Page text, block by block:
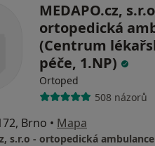
MEDAPO.cz,
ortopedická
(Centrum
péče, 1.NP)
Ortoped
508 názorů
Brno • Mapa